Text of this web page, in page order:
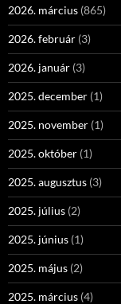
2026. március (865)
2026. február (3)
2026. január (3)
2025. december (1)
2025. november (1)
2025. október (1)
2025. augusztus (3)
2025. július (2)
2025. június (1)
2025. május (2)
2025. március (4)